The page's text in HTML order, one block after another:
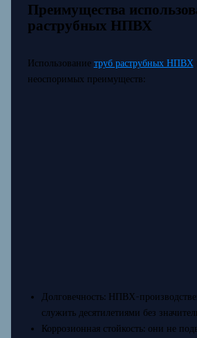
Преимущества
раструбных НПВХ
Использование труб раструбных НПВХ
неоспоримых преимуществ:
Долговечность: НПВХ-
служить десятилетиями без
Коррозионная стойкость: они не